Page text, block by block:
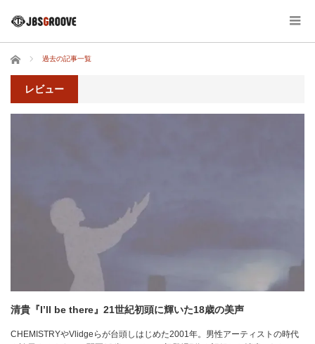
ホーム 過去の記事一覧
レビュー
清貴『I’ll be there』21世紀初頭に輝いた18歳の美声
CHEMISTRYやVlidgeらが台頭しはじめた2001年。男性アーティストの時代